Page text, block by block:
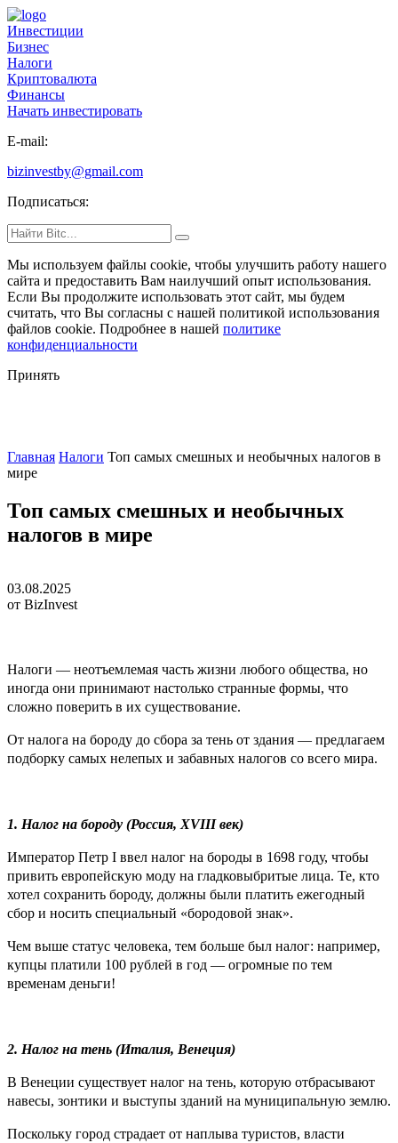
Инвестиции
Бизнес
Налоги
Криптовалюта
Финансы
Начать инвестировать
E-mail:
bizinvestby@gmail.com
Подписаться:
Мы используем файлы cookie, чтобы улучшить работу нашего
сайта и предоставить Вам наилучший опыт использования.
Если Вы продолжите использовать этот сайт, мы будем
считать, что Вы согласны с нашей политикой использования
файлов cookie. Подробнее в нашей политике
конфиденциальности
Принять
Главная Налоги Топ самых смешных и необычных налогов в
мире
Топ самых смешных и необычных
налогов в мире
03.08.2025
от BizInvest
Налоги — неотъемлемая часть жизни любого общества, но
иногда они принимают настолько странные формы, что
сложно поверить в их существование.
От налога на бороду до сбора за тень от здания — предлагаем
подборку самых нелепых и забавных налогов со всего мира.
1. Налог на бороду (Россия, XVIII век)
Император Петр I ввел налог на бороды в 1698 году, чтобы
привить европейскую моду на гладковыбритые лица. Те, кто
хотел сохранить бороду, должны были платить ежегодный
сбор и носить специальный «бородовой знак».
Чем выше статус человека, тем больше был налог: например,
купцы платили 100 рублей в год — огромные по тем
временам деньги!
2. Налог на тень (Италия, Венеция)
В Венеции существует налог на тень, которую отбрасывают
навесы, зонтики и выступы зданий на муниципальную землю.
Поскольку город страдает от наплыва туристов, власти